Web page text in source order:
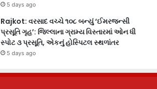
5 days ago
Rajkot: વરસાદ વચ્ચે ૧૦૮ બન્યું ‘ઈમરજન્સી
પ્રસૂતિ ગૃહ’: જિલ્લાના ગ્રામ્ય વિસ્તારમાં ઓન ધી
સ્પોટ ૩ પ્રસૂતિ, એકનું હોસ્પિટલ સ્થળાંતર
5 days ago